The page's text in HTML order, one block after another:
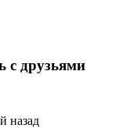
с друзьями
назад